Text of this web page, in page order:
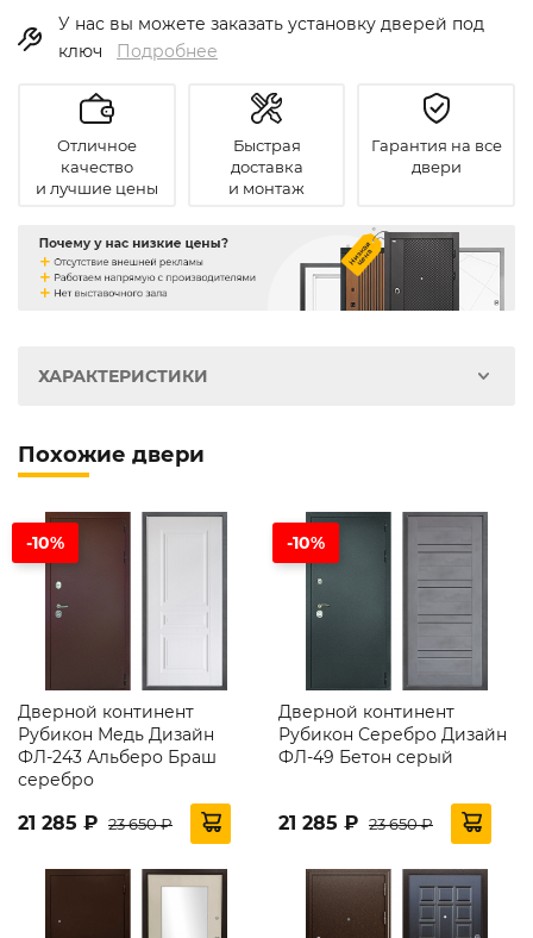
У нас вы можете заказать установку дверей под
ключ Подробнее
Отличное
качество
и лучшие цены
Быстрая
доставка
и монтаж
Гарантия на все
двери
ХАРАКТЕРИСТИКИ
Похожие двери
-10%
Дверной континент
Рубикон Медь Дизайн
ФЛ-243 Альберо Браш
серебро
21 285 ₽ 23 650 ₽
-10%
Дверной континент
Рубикон Серебро Дизайн
ФЛ-49 Бетон серый
21 285 ₽ 23 650 ₽